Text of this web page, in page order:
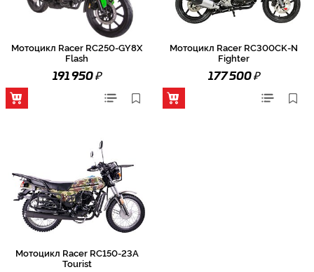
Мотоцикл Racer RC250-GY8X
Flash
191 950₽
Мотоцикл Racer RC300CK-N
Fighter
177 500₽
Мотоцикл Racer RC150-23A
Tourist